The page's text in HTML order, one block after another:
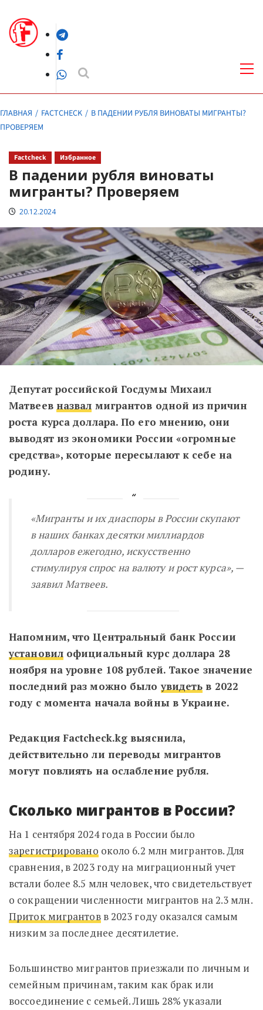
содержимомуTelegram
Facebook
WhatsApp
ГЛАВНАЯ FACTCHECK
В ПАДЕНИИ РУБЛЯ ВИНОВАТЫ МИГРАНТЫ?
ПРОВЕРЯЕМ
Factcheck Избранное
В падении рубля виноваты
мигранты? Проверяем
20.12.2024
Депутат российской Госдумы Михаил
Матвеев назвал мигрантов одной из причин
роста курса доллара. По его мнению, они
выводят из экономики России «огромные
средства», которые пересылают к себе на
родину.
«Мигранты и их диаспоры в России скупают
в наших банках десятки миллиардов
долларов ежегодно, искусственно
стимулируя спрос на валюту и рост курса», —
заявил Матвеев.
Напомним, что Центральный банк России
установилофициальный курс доллара 28
ноября на уровне 108 рублей. Такое значение
последний раз можно былоувидеть в 2022
году с момента начала войны в Украине.
Редакция Factcheck.kg выяснила,
действительно ли переводы мигрантов
могут повлиять на ослабление рубля.
Сколько мигрантов в России?
На 1 сентября 2024 года в России было
зарегистрировано около 6.2 млн мигрантов. Для
сравнения, в 2023 году на миграционный учет
встали более 8.5 млн человек, что свидетельствует
о сокращении численности мигрантов на 2.3 млн.
Приток мигрантовв 2023 году оказался самым
низким за последнее десятилетие.
Большинство мигрантов приезжали по личным и
семейным причинам, таким как брак или
воссоединение с семьей. Лишь 28% указали